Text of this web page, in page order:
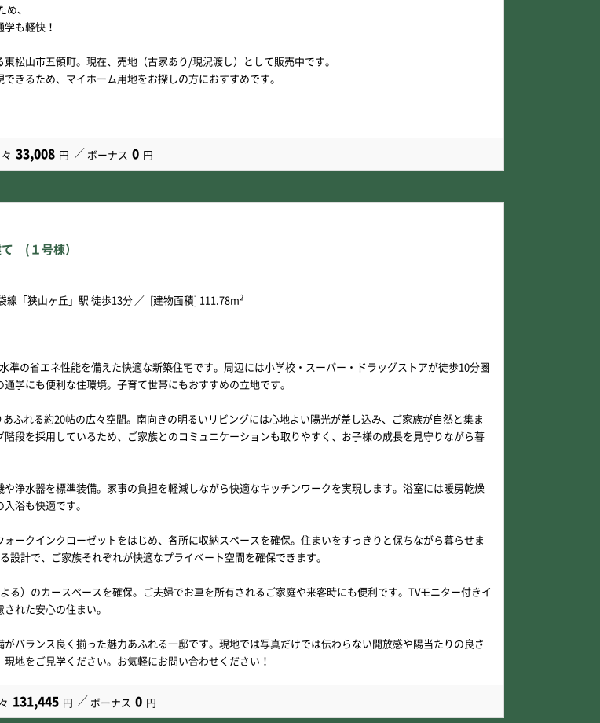
、
も軽快！
松山市五領町。現在、売地（古家あり/現況渡し）として販売中です。
きるため、マイホーム用地をお探しの方におすすめです。
33,008 円 ボーナス 0 円
(１号棟）
線「狭山ヶ丘」駅 徒歩13分 [建物面積] 111.78m2
準の省エネ性能を備えた快適な新築住宅です。周辺には小学校・スーパー・ドラッグストアが徒歩10分圏
学にも便利な住環境。子育て世帯にもおすすめの立地です。
ふれる約20帖の広々空間。南向きの明るいリビングには心地よい陽光が差し込み、ご家族が自然と集ま
段を採用しているため、ご家族とのコミュニケーションも取りやすく、お子様の成長を見守りながら暮
浄水器を標準装備。家事の負担を軽減しながら快適なキッチンワークを実現します。浴室には暖房乾燥
浴も快適です。
ークインクローゼットをはじめ、各所に収納スペースを確保。住まいをすっきりと保ちながら暮らせま
設計で、ご家族それぞれが快適なプライベート空間を確保できます。
る）のカースペースを確保。ご夫婦でお車を所有されるご家庭や来客時にも便利です。TVモニター付きイ
れた安心の住まい。
バランス良く揃った魅力あふれる一邸です。現地では写真だけでは伝わらない開放感や陽当たりの良さ
地をご見学ください。お気軽にお問い合わせください！
131,445 円 ボーナス 0 円